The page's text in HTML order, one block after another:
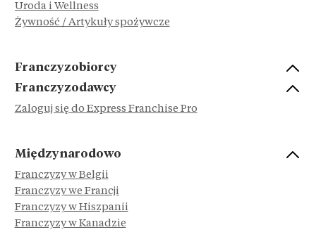
Uroda i Wellness
Żywność / Artykuły spożywcze
Franczyzobiorcy
Franczyzodawcy
Zaloguj się do Express Franchise Pro
Międzynarodowo
Franczyzy w Belgii
Franczyzy we Francji
Franczyzy w Hiszpanii
Franczyzy w Kanadzie